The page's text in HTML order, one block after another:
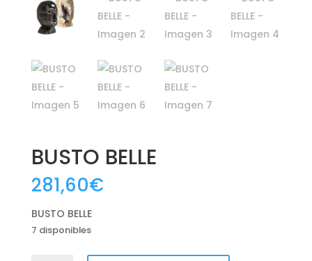
BUSTO BELLE
281,60€
BUSTO BELLE
7 disponibles